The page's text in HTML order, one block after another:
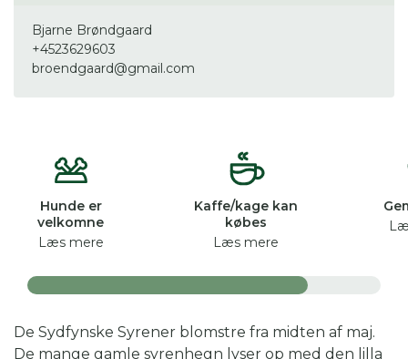
Hunde er
velkomne
Læs mere
Kaffe/kage kan
købes
Læs mere
De Sydfynske Syrener blomstre fra midten af maj.
De mange gamle syrenhegn lyser op med den lilla
Bjarne Brøndgaard
+4523629603
broendgaard@gmail.com